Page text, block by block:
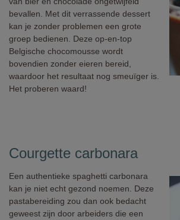
bevallen. Met dit verrassende dessert
kan je zonder problemen een grote
groep bedienen. Deze op-en-top
Belgische chocomousse wordt
bovendien zonder eieren bereid,
waardoor het resultaat nog smeuïger is.
Het proberen waard!
Courgette carbonara
Een authentieke spaghetti carbonara
kan je niet echt gezond noemen. Deze
pastabereiding zou dan ook bedacht
geweest zijn door arbeiders die een